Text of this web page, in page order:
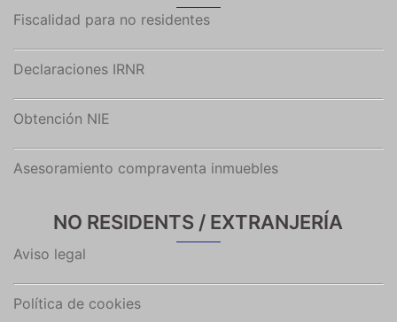
Fiscalidad para no residentes
Declaraciones IRNR
Obtención NIE
Asesoramiento compraventa inmuebles
NO RESIDENTS / EXTRANJERÍA
Aviso legal
Política de cookies